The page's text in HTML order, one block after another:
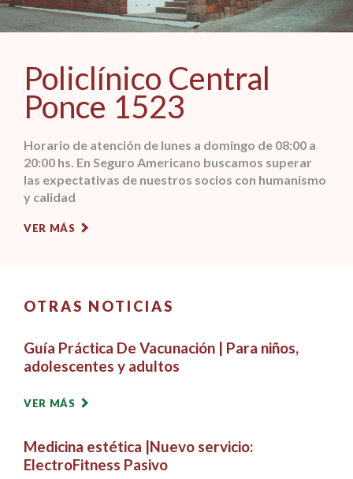
Policlínico Central
Ponce 1523
Horario de atención de lunes a domingo de 08:00 a
20:00 hs. En Seguro Americano buscamos superar
las expectativas de nuestros socios con humanismo
y calidad
VER MÁS
OTRAS NOTICIAS
Guía Práctica De Vacunación | Para niños,
adolescentes y adultos
VER MÁS
Medicina estética |Nuevo servicio:
ElectroFitness Pasivo